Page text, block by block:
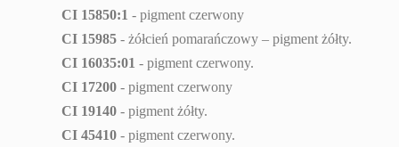
CI 15850:1 - pigment czerwony
CI 15985 - żółcień pomarańczowy – pigment żółty.
CI 16035:01 - pigment czerwony.
CI 17200 - pigment czerwony
CI 19140 - pigment żółty.
CI 45410 - pigment czerwony.